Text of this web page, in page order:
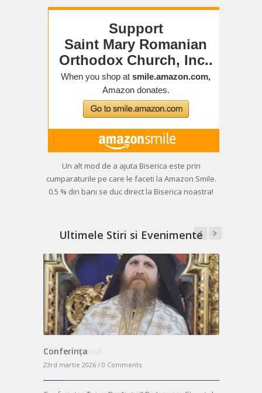
Un alt mod de a ajuta Biserica este prin
cumparaturile pe care le faceti la Amazon Smile.
0.5 % din bani se duc direct la Biserica noastra!
Ultimele Stiri si Evenimente
Conferința
23rd martie 2026 / 0 Comments
Sfântul Masul
23rd martie 2026 / 0 Comments